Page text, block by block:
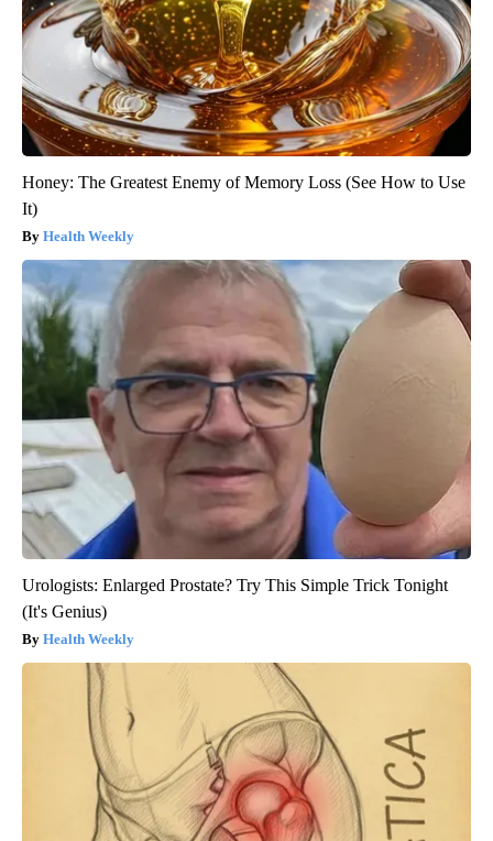
Honey: The Greatest Enemy of Memory Loss (See How to Use
It)
Health Weekly
Urologists: Enlarged Prostate? Try This Simple Trick Tonight
(It's Genius)
Health Weekly